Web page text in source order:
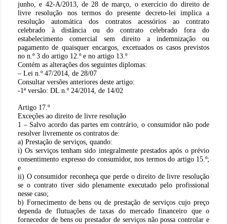
junho, e 42-A/2013, de 28 de março, o exercício do direito de
livre resolução nos termos do presente decreto-lei implica a
resolução automática dos contratos acessórios ao contrato
celebrado à distância ou do contrato celebrado fora do
estabelecimento comercial sem direito a indemnização ou
pagamento de quaisquer encargos, excetuados os casos previstos
no n.º 3 do artigo 12.º e no artigo 13.º
Contém as alterações dos seguintes diplomas:
– Lei n.º 47/2014, de 28/07
Consultar versões anteriores deste artigo:
-1ª versão: DL n.º 24/2014, de 14/02
Artigo 17.º
Exceções ao direito de livre resolução
1 – Salvo acordo das partes em contrário, o consumidor não pode
resolver livremente os contratos de:
a) Prestação de serviços, quando:
i) Os serviços tenham sido integralmente prestados após o prévio
consentimento expresso do consumidor, nos termos do artigo 15.º;
e
ii) O consumidor reconheça que perde o direito de livre resolução
se o contrato tiver sido plenamente executado pelo profissional
nesse caso;
b) Fornecimento de bens ou de prestação de serviços cujo preço
dependa de flutuações de taxas do mercado financeiro que o
fornecedor de bens ou prestador de serviços não possa controlar e